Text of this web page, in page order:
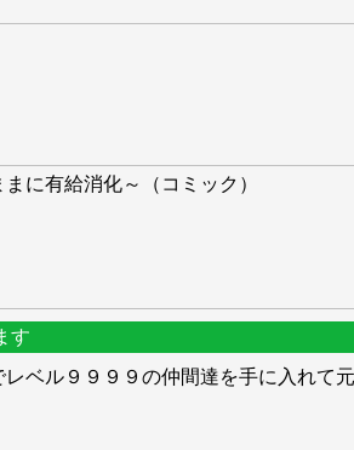
に有給消化～（コミック）
す
ベル９９９９の仲間達を手に入れて